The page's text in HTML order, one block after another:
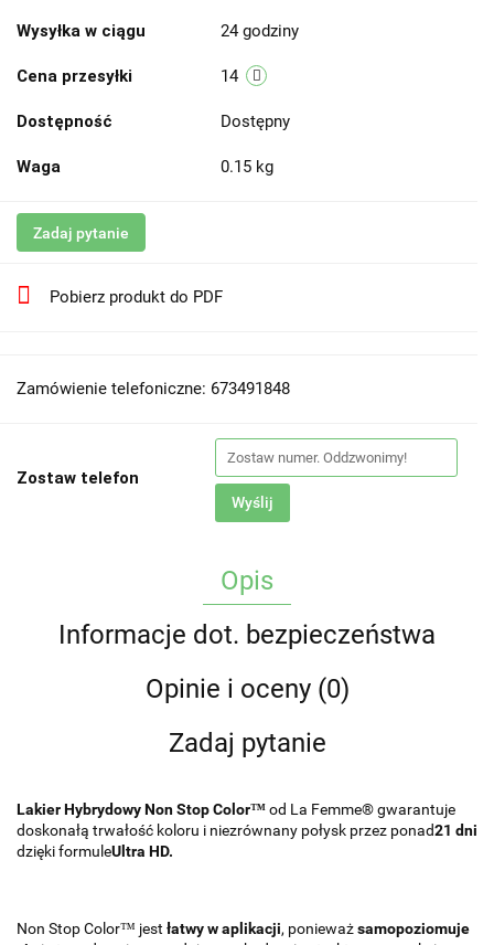
Wysyłka w ciągu 24 godziny
Cena przesyłki 14
Dostępność Dostępny
Waga 0.15 kg
Zadaj pytanie
Pobierz produkt do PDF
Zamówienie telefoniczne: 673491848
Zostaw telefon
Wyślij
Opis
Informacje dot. bezpieczeństwa
Opinie i oceny (0)
Zadaj pytanie
Lakier Hybrydowy Non Stop Color™od La Femme® gwarantuje
doskonałą trwałość koloru i niezrównany połysk przez ponad21 dni
dzięki formuleUltra HD.
Non Stop Color™ jest łatwy w aplikacji, ponieważsamopoziomuje